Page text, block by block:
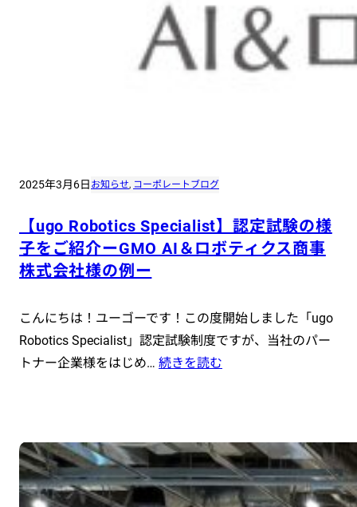
2025年3月6日 お知らせ, コーポレートブログ
【ugo Robotics Specialist】認定試験の様
子をご紹介ーGMO AI＆ロボティクス商事
株式会社様の例ー
こんにちは！ユーゴーです！この度開始しました「ugo
Robotics Specialist」認定試験制度ですが、当社のパー
トナー企業様をはじめ… 続きを読む